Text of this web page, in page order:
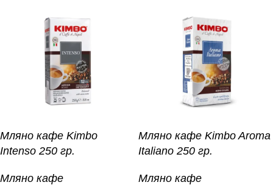
Мляно кафе Kimbo
Intenso 250 гр.
Мляно кафе
Мляно кафе Kimbo Aroma
Italiano 250 гр.
Мляно кафе